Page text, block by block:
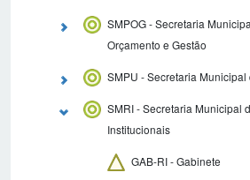
SMPOG - Secretaria
Orçamento e Gestão
SMPU - Secretaria
SMRI - Secretaria Municipal
Institucionais
GAB-RI - Gabinete